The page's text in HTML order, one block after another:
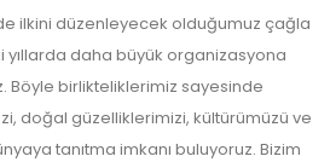
ilkini düzenleyecek olduğumuz çağla
daha büyük organizasyona
Böyle birlikteliklerimiz sayesinde
doğal güzelliklerimizi, kültürümüzü ve
tanıtma imkanı buluyoruz. Bizim